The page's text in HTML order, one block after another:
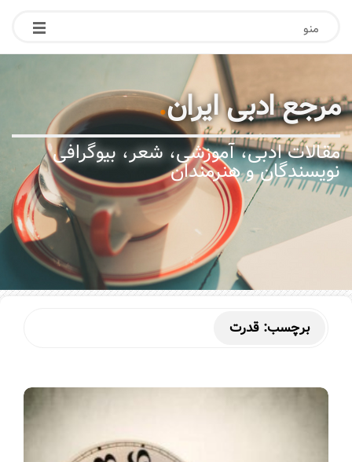
منو
مرجع ادبی ایران.
مقالات ادبی، آموزشی، شعر، بیوگرافی
نویسندگان و هنرمندان
برچسب: قدرت